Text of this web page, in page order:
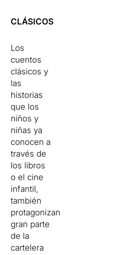
CLÁSICOS
Los
cuentos
clásicos y
las
historias
que los
niños y
niñas ya
conocen a
través de
los libros
o el cine
infantil,
también
protagonizan
gran parte
de la
cartelera